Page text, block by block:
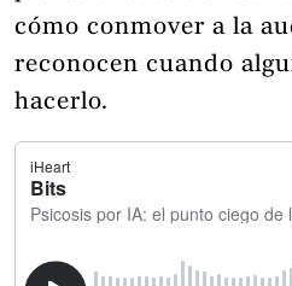
cómo conmover a la
reconocen cuando
hacerlo.